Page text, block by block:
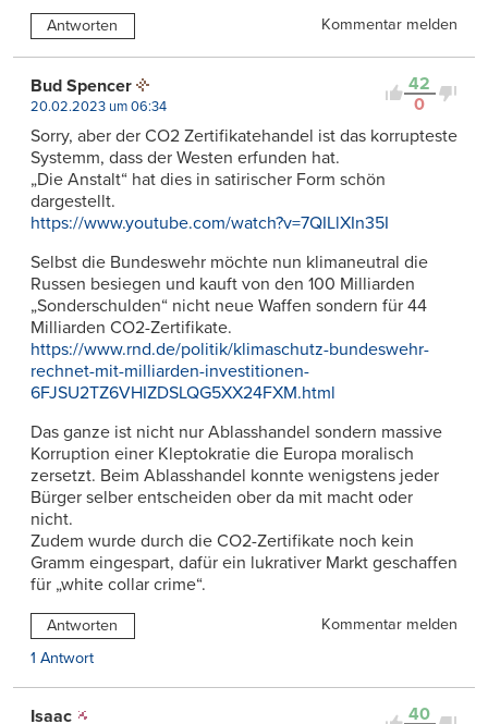
Antworten Kommentar melden
42
0
Bud Spencer
20.02.2023 um 06:34
Sorry, aber der CO2 Zertifikatehandel ist das korrupteste
Systemm, dass der Westen erfunden hat.
„Die Anstalt“ hat dies in satirischer Form schön
dargestellt.
https://www.youtube.com/watch?v=7QILlXIn35I
Selbst die Bundeswehr möchte nun klimaneutral die
Russen besiegen und kauft von den 100 Milliarden
„Sonderschulden“ nicht neue Waffen sondern für 44
Milliarden CO2-Zertifikate.
https://www.rnd.de/politik/klimaschutz-bundeswehr-
rechnet-mit-milliarden-investitionen-
6FJSU2TZ6VHIZDSLQG5XX24FXM.html
Das ganze ist nicht nur Ablasshandel sondern massive
Korruption einer Kleptokratie die Europa moralisch
zersetzt. Beim Ablasshandel konnte wenigstens jeder
Bürger selber entscheiden ober da mit macht oder
nicht.
Zudem wurde durch die CO2-Zertifikate noch kein
Gramm eingespart, dafür ein lukrativer Markt geschaffen
für „white collar crime“.
Antworten
Kommentar melden
1 Antwort
40
Isaac